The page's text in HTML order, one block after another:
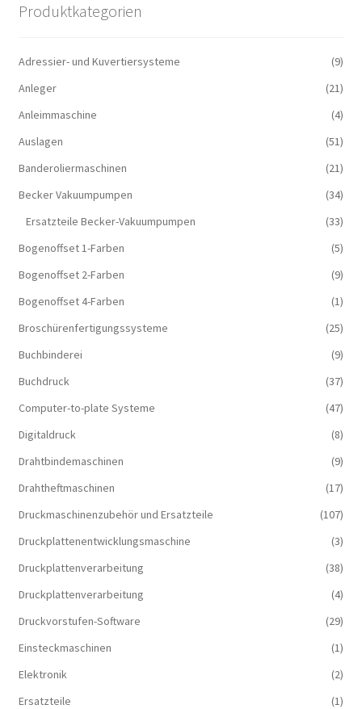
Produktkategorien
Adressier- und Kuvertiersysteme
(9)
Anleger
(21)
Anleimmaschine
(4)
Auslagen
(51)
Banderoliermaschinen
(21)
Becker Vakuumpumpen
(34)
Ersatzteile Becker-Vakuumpumpen
(33)
Bogenoffset 1-Farben
(5)
Bogenoffset 2-Farben
(9)
Bogenoffset 4-Farben
(1)
Broschürenfertigungssysteme
(25)
Buchbinderei
(9)
Buchdruck
(37)
Computer-to-plate Systeme
(47)
Digitaldruck
(8)
Drahtbindemaschinen
(9)
Drahtheftmaschinen
(17)
Druckmaschinenzubehör und Ersatzteile
(107)
Druckplattenentwicklungsmaschine
(3)
Druckplattenverarbeitung
(38)
Druckplattenverarbeitung
(4)
Druckvorstufen-Software
(29)
Einsteckmaschinen
(1)
Elektronik
(2)
Ersatzteile
(1)